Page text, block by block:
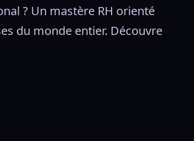
? Un mastère RH orienté
du monde entier. Découvre